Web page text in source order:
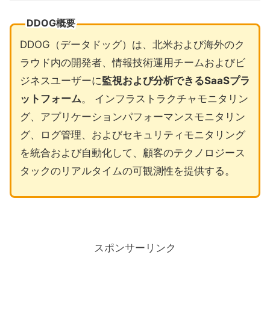
DDOG概要
DDOG（データドッグ）は、北米および海外のク
ラウド内の開発者、情報技術運用チームおよびビ
ジネスユーザーに監視および分析できるSaaSプラ
ットフォーム。 インフラストラクチャモニタリン
グ、アプリケーションパフォーマンスモニタリン
グ、ログ管理、およびセキュリティモニタリング
を統合および自動化して、顧客のテクノロジース
タックのリアルタイムの可観測性を提供する。
スポンサーリンク